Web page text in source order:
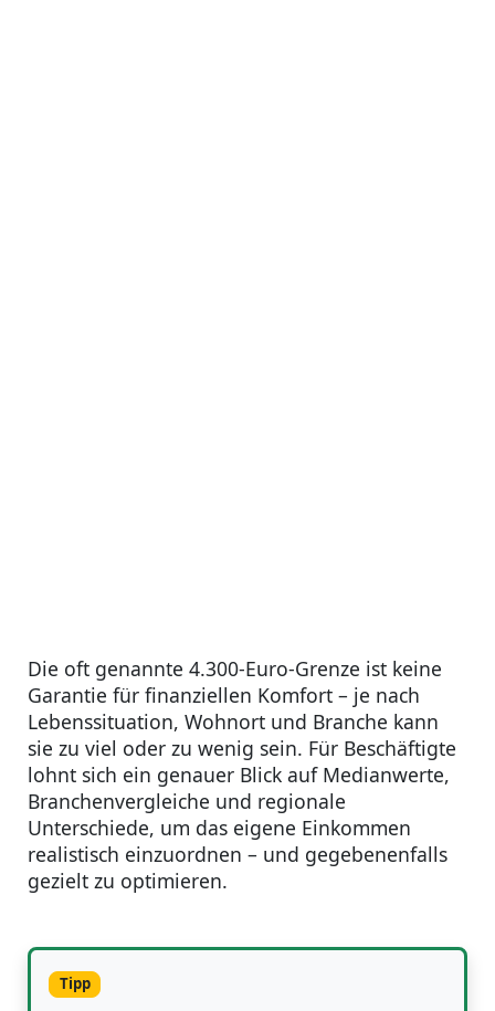
Die oft genannte 4.300-Euro-Grenze ist keine
Garantie für finanziellen Komfort – je nach
Lebenssituation, Wohnort und Branche kann
sie zu viel oder zu wenig sein. Für Beschäftigte
lohnt sich ein genauer Blick auf Medianwerte,
Branchenvergleiche und regionale
Unterschiede, um das eigene Einkommen
realistisch einzuordnen – und gegebenenfalls
gezielt zu optimieren.
Tipp